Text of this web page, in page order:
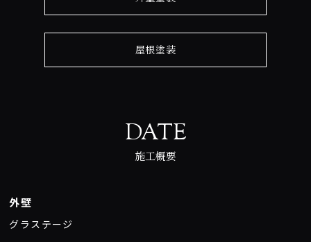
屋根塗装
DATE
施工概要
外壁
グラステージ